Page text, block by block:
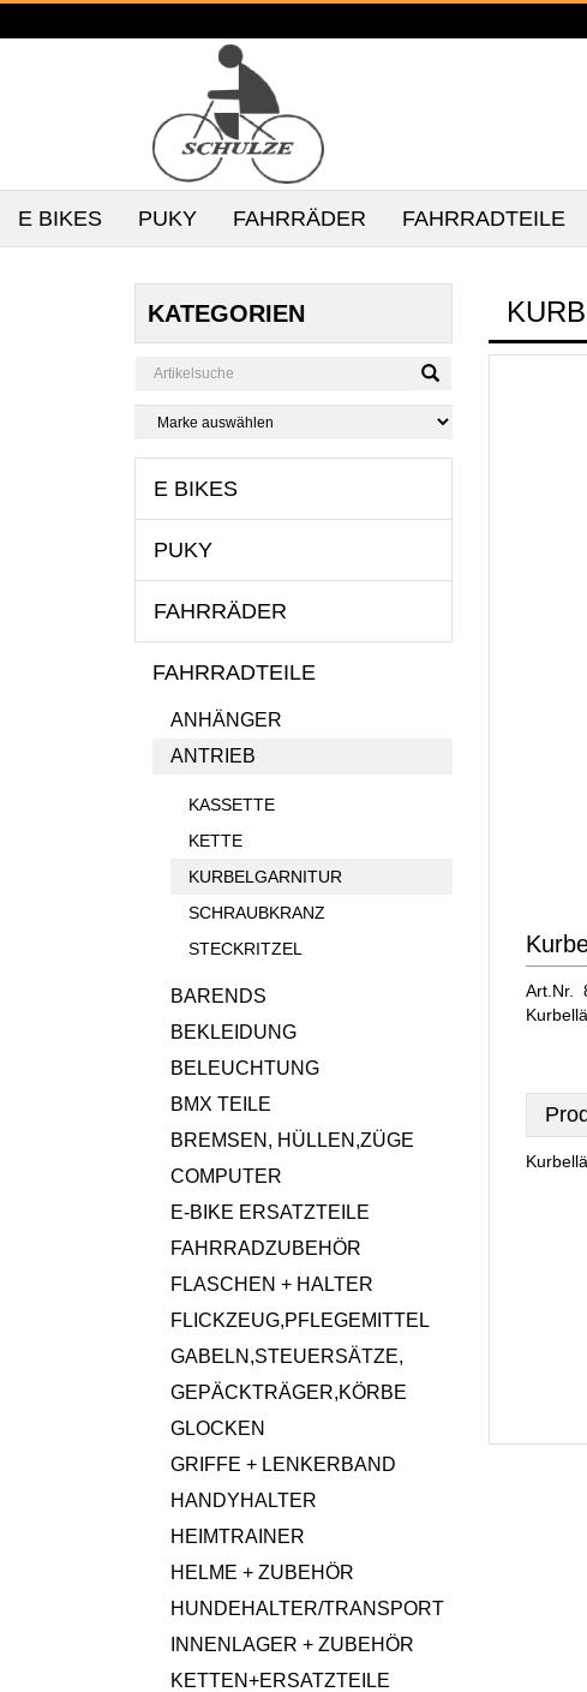
E BIKES PUKY FAHRRÄDER FAHRRADTEILE
KATEGORIEN
E BIKES
PUKY
FAHRRÄDER
FAHRRADTEILE
ANHÄNGER
ANTRIEB
KASSETTE
KETTE
KURBELGARNITUR
SCHRAUBKRANZ
STECKRITZEL
BARENDS
BEKLEIDUNG
BELEUCHTUNG
BMX TEILE
BREMSEN, HÜLLEN,ZÜGE
COMPUTER
E-BIKE ERSATZTEILE
FAHRRADZUBEHÖR
FLASCHEN + HALTER
FLICKZEUG,PFLEGEMITTEL
GABELN,STEUERSÄTZE,
GEPÄCKTRÄGER,KÖRBE
GLOCKEN
GRIFFE + LENKERBAND
HANDYHALTER
HEIMTRAINER
HELME + ZUBEHÖR
HUNDEHALTER/TRANSPORT
INNENLAGER + ZUBEHÖR
KETTEN+ERSATZTEILE
Art.Nr.